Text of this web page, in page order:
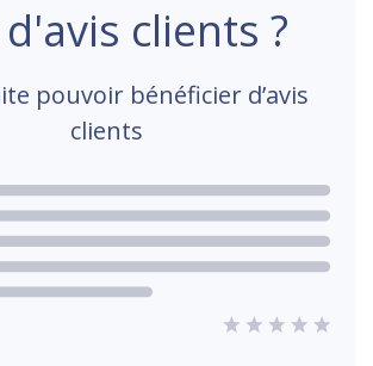
d'avis clients ?
pouvoir bénéficier d’avis
clients